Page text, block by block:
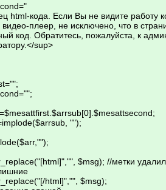
html-кода. Если Вы не видите работу
плеер, не исключено, что в
код. Обратитесь, пожалуйста, к
sup>
"");
$msg); //метки
html]","", $msg);